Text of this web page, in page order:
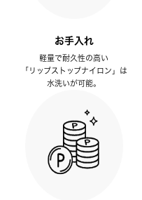
お手入れ
軽量で耐久性の高い
「リップストップナイロン」は
水洗いが可能。